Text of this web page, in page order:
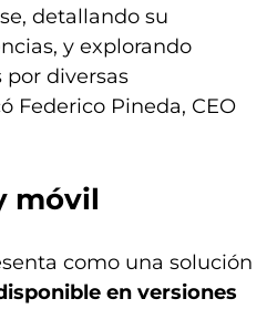
detallando su
y explorando
diversas
Federico Pineda, CEO
móvil
como una solución
en versiones